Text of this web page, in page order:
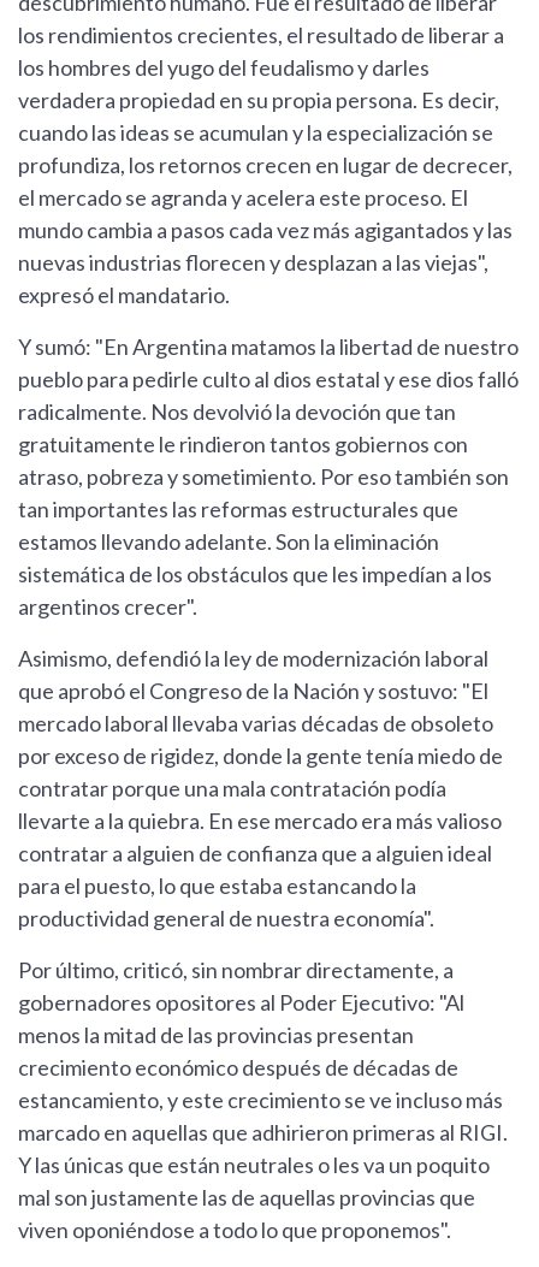
los rendimientos crecientes, el resultado de liberar a
los hombres del yugo del feudalismo y darles
verdadera propiedad en su propia persona. Es decir,
cuando las ideas se acumulan y la especialización se
profundiza, los retornos crecen en lugar de decrecer,
el mercado se agranda y acelera este proceso. El
mundo cambia a pasos cada vez más agigantados y las
nuevas industrias florecen y desplazan a las viejas",
expresó el mandatario.
Y sumó: "En Argentina matamos la libertad de nuestro
pueblo para pedirle culto al dios estatal y ese dios falló
radicalmente. Nos devolvió la devoción que tan
gratuitamente le rindieron tantos gobiernos con
atraso, pobreza y sometimiento. Por eso también son
tan importantes las reformas estructurales que
estamos llevando adelante. Son la eliminación
sistemática de los obstáculos que les impedían a los
argentinos crecer".
Asimismo, defendió la ley de modernización laboral
que aprobó el Congreso de la Nación y sostuvo: "El
mercado laboral llevaba varias décadas de obsoleto
por exceso de rigidez, donde la gente tenía miedo de
contratar porque una mala contratación podía
llevarte a la quiebra. En ese mercado era más valioso
contratar a alguien de confianza que a alguien ideal
para el puesto, lo que estaba estancando la
productividad general de nuestra economía".
Por último, criticó, sin nombrar directamente, a
gobernadores opositores al Poder Ejecutivo: "Al
menos la mitad de las provincias presentan
crecimiento económico después de décadas de
estancamiento, y este crecimiento se ve incluso más
marcado en aquellas que adhirieron primeras al RIGI.
Y las únicas que están neutrales o les va un poquito
mal son justamente las de aquellas provincias que
viven oponiéndose a todo lo que proponemos".